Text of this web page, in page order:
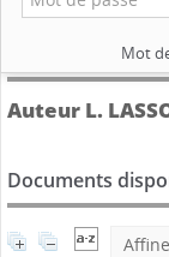
Détail de
Auteur L.
Documents
Mot